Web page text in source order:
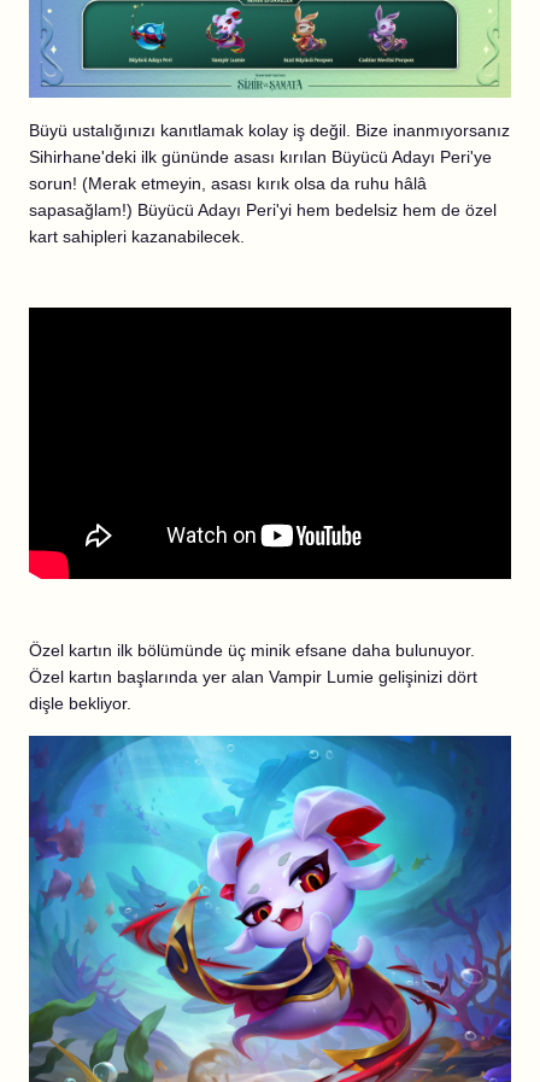
Büyü ustalığınızı kanıtlamak kolay iş değil. Bize inanmıyorsanız
Sihirhane'deki ilk gününde asası kırılan Büyücü Adayı Peri'ye
sorun! (Merak etmeyin, asası kırık olsa da ruhu hâlâ
sapasağlam!) Büyücü Adayı Peri'yi hem bedelsiz hem de özel
kart sahipleri kazanabilecek.
Özel kartın ilk bölümünde üç minik efsane daha bulunuyor.
Özel kartın başlarında yer alan Vampir Lumie gelişinizi dört
dişle bekliyor.